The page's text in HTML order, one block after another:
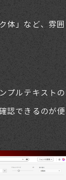
体」など、雰囲
プルテキストの
認できるのが便